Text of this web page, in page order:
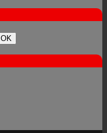
Suchen
OK